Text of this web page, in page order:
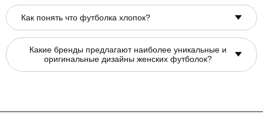
Как понять что футболка хлопок?
Какие бренды предлагают наиболее уникальные и
оригинальные дизайны женских футболок?